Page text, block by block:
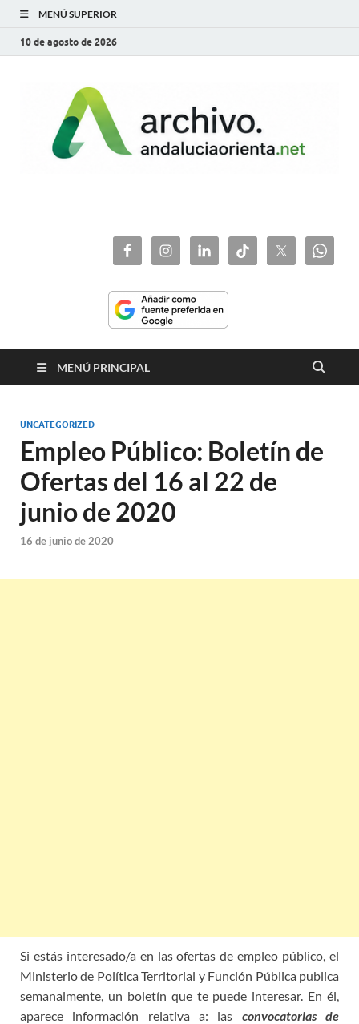
MENÚ SUPERIOR
10 de agosto de 2026
MENÚ PRINCIPAL
UNCATEGORIZED
Empleo Público: Boletín de
Ofertas del 16 al 22 de
junio de 2020
16 de junio de 2020
Si estás interesado/a en las ofertas de empleo público, el
Ministerio de Política Territorial y Función Pública publica
semanalmente, un boletín que te puede interesar. En él,
aparece información relativa a: las convocatorias de